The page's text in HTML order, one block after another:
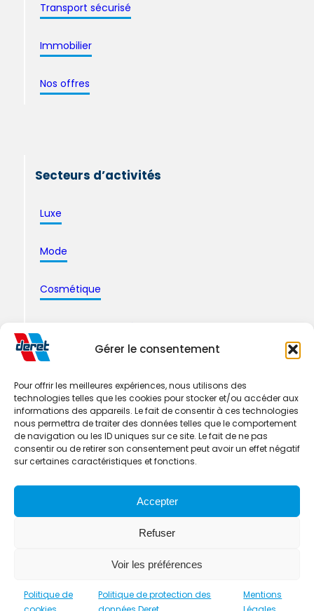
Gérer le consentement
Pour offrir les meilleures expériences, nous utilisons des
technologies telles que les cookies pour stocker et/ou accéder aux
informations des appareils. Le fait de consentir à ces technologies
nous permettra de traiter des données telles que le comportement
de navigation ou les ID uniques sur ce site. Le fait de ne pas
consentir ou de retirer son consentement peut avoir un effet négatif
sur certaines caractéristiques et fonctions.
Accepter
Refuser
Voir les préférences
Politique de
Politique de protection des
Mentions
Transport sécurisé
Immobilier
Nos offres
Secteurs d’activités
Luxe
Mode
Cosmétique
Pharmacie & santé
Logistique Industrielle
Mentions Légales
Politique de protection des données Deret
Déclaration d’accessibilité